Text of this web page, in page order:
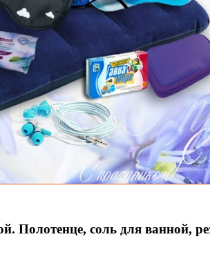
Полотенце, соль для ванной,